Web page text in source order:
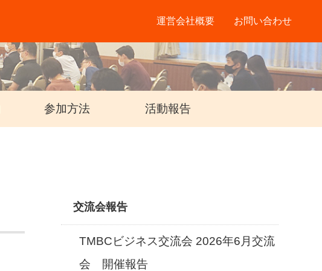
運営会社概要 お問い合わせ
参加方法 活動報告
交流会報告
TMBCビジネス交流会 2026年6月交流
会 開催報告